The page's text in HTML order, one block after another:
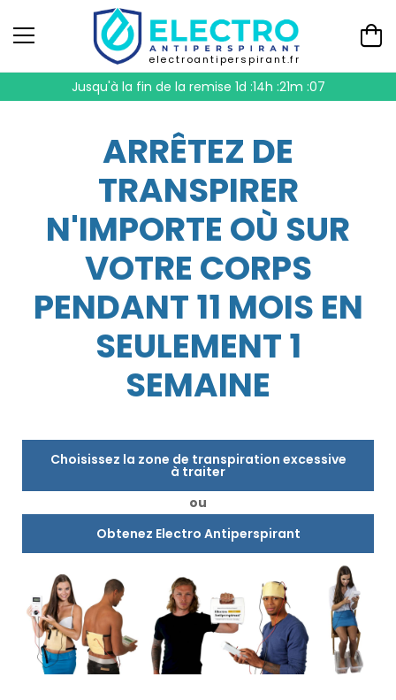
electroantiperspirant.fr
Jusqu'à la fin de la remise 1d :14h :21m :07
ARRÊTEZ DE
TRANSPIRER
N'IMPORTE OÙ SUR
VOTRE CORPS
PENDANT 11 MOIS EN
SEULEMENT 1
SEMAINE
Choisissez la zone de transpiration excessive
à traiter
ou
Obtenez Electro Antiperspirant